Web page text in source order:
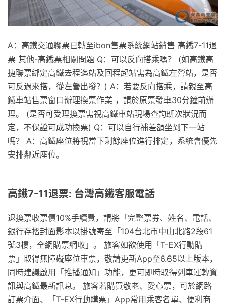
A：高鐵交通聯票已轉至ibon售票系統網站銷售 高鐵7-11退
票 其他-高鐵票相關問題 Q：可以反向搭乘嗎？ (如高鐵高
捷聯票綁定高鐵去程迄站及回程起站需為高鐵左營站，是否
可反過來搭，從左營出發？) A：若要反向搭乘，請親至高
鐵車站售票窗口辦理換票作業 ，請於原票發車30分鐘前辦
理。 (是否可受理換票需視高鐵車站現場查詢班次狀況而
定，不保證可成功換票) Q：可以自行補差額坐到下一站
嗎？ A：高鐵座位將視當下剩餘座位進行排定，系統會優先
安排鄰近座位。
高鐵7-11退票: 台灣高鐵客服電話
退換票收票價10%手續費，請將「完整票券、姓名、電話、
銀行存摺封面影本以掛號寄至「104台北市中山北路2段61
號3樓，全網購票網收」。 旅客如欲使用「T-EX行動購
票」取得無障礙座位車票，敬請更新App至6.65以上版本，
同時建議啟用「推播通知」功能，更可即時取得列車運轉資
訊與高鐵最新訊息。 旅客若購買敬老、愛心票，可於網路
訂票介面、「T-EX行動購票」App常用乘客名單、便利商